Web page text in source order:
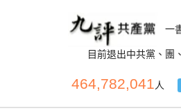
一
目前退出中共黨、團
464,782,041人